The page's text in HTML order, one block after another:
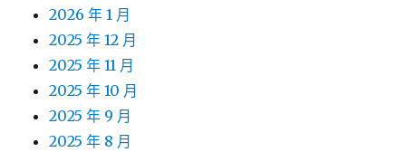
2026 年 1 月
2025 年 12 月
2025 年 11 月
2025 年 10 月
2025 年 9 月
2025 年 8 月